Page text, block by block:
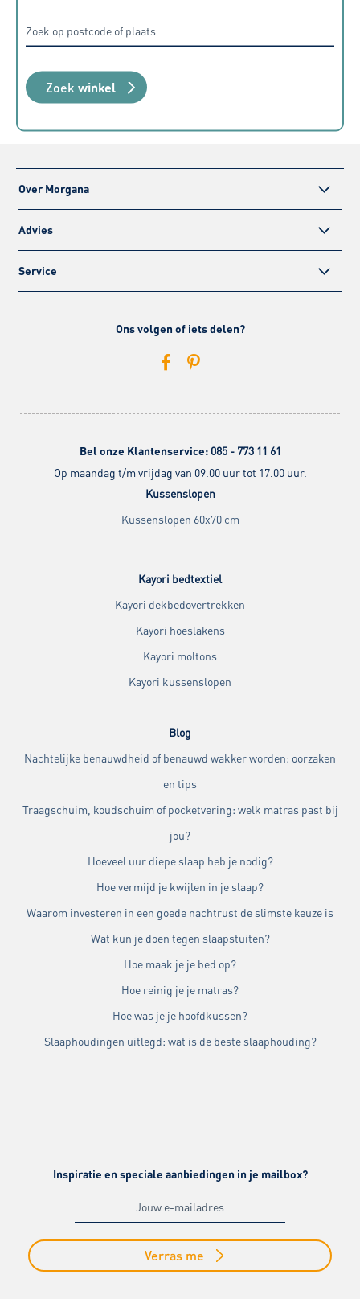
Zoek winkel
Over Morgana
Advies
Service
Ons volgen of iets delen?
Bel onze Klantenservice: 085 - 773 11 61
Op maandag t/m vrijdag van 09.00 uur tot 17.00 uur.
Kussenslopen
Kussenslopen 60x70 cm
Kayori bedtextiel
Kayori dekbedovertrekken
Kayori hoeslakens
Kayori moltons
Kayori kussenslopen
Blog
Nachtelijke benauwdheid of benauwd wakker worden: oorzaken
en tips
Traagschuim, koudschuim of pocketvering: welk matras past bij
jou?
Hoeveel uur diepe slaap heb je nodig?
Hoe vermijd je kwijlen in je slaap?
Waarom investeren in een goede nachtrust de slimste keuze is
Wat kun je doen tegen slaapstuiten?
Hoe maak je je bed op?
Hoe reinig je je matras?
Hoe was je je hoofdkussen?
Slaaphoudingen uitlegd: wat is de beste slaaphouding?
Inspiratie en speciale aanbiedingen in je mailbox?
Verras me